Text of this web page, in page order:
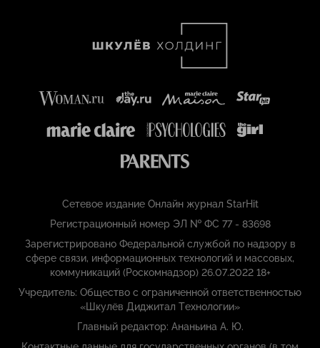
Сетевое издание Онлайн журнал StarHit
Регистрационный номер ЭЛ № ФС 77 - 83698
Зарегистрировано Федеральной службой по надзору в
сфере связи, информационных технологий и массовых,
коммуникаций (Роскомнадзор) 26.07.2022 18+
Учредитель: Общество с ограниченной ответственностью
«Шкулёв Диджитал Технологии»
Главный редактор: Ананьина А. Ю.